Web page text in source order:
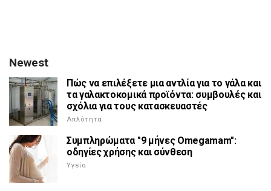
Newest
Πώς να επιλέξετε μια αντλία για το γάλα και
τα γαλακτοκομικά προϊόντα: συμβουλές και
σχόλια για τους κατασκευαστές
Απλότητα
Συμπληρώματα "9 μήνες Omegamam":
οδηγίες χρήσης και σύνθεση
Υγεία